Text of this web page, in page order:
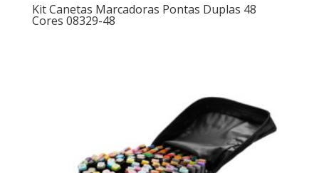
Kit Canetas Marcadoras Pontas Duplas 48
Cores 08329-48